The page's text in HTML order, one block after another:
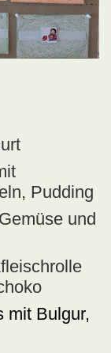
Pudding
und
mit Bulgur,